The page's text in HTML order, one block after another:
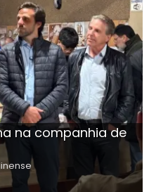
na companhia de